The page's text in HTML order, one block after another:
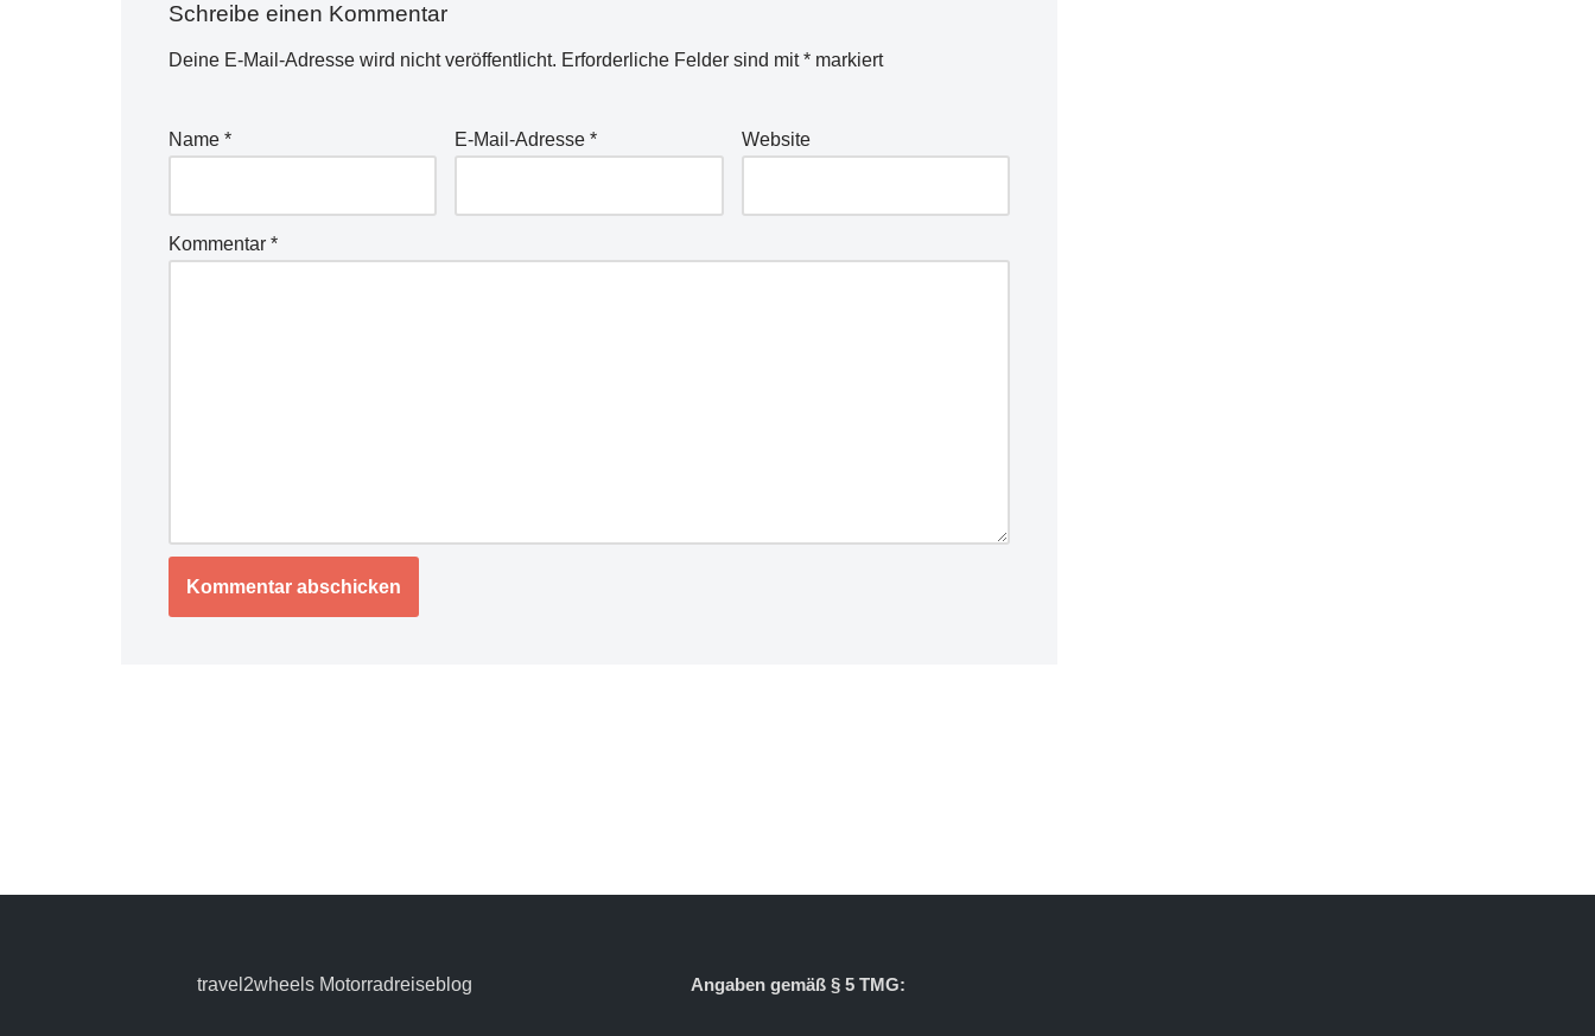
Schreibe einen Kommentar
Deine E-Mail-Adresse wird nicht veröffentlicht. Erforderliche Felder sind mit* markiert
Name * E-Mail-Adresse* Website
Kommentar *
travel2wheels Motorradreiseblog Angaben gemäß § 5 TMG: